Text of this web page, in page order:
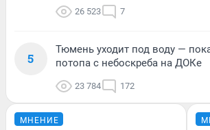
26 523 7
5
Тюмень уходит под воду —
потопа с небоскреба на ДОКе
23 784 172
МНЕНИЕ